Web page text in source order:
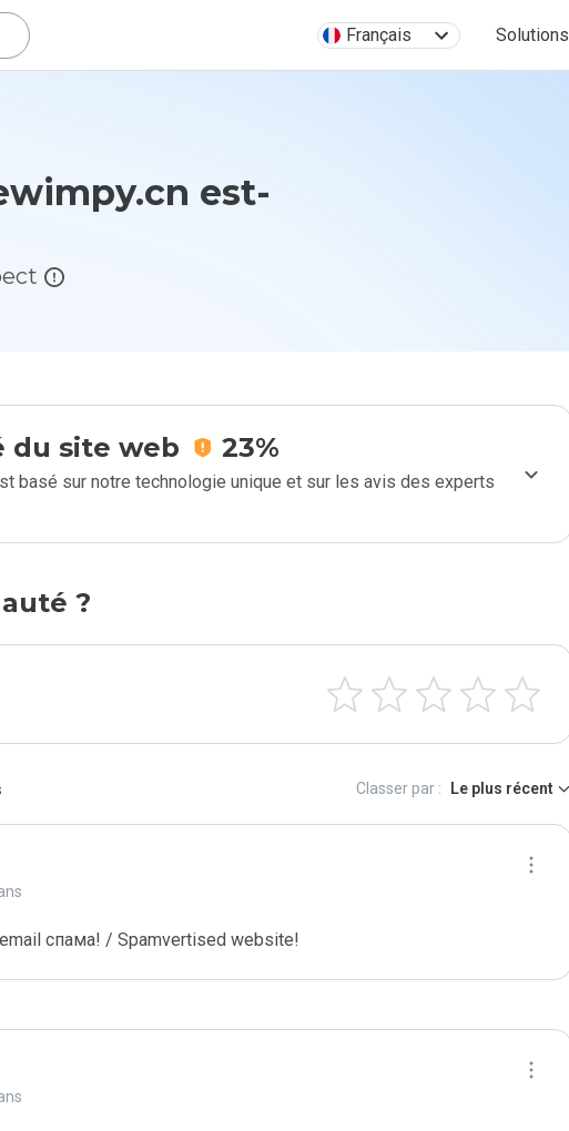
Français Solutions
est-
du site web 23%
basé sur notre technologie unique et sur les avis des experts
?
Classer par : Le plus récent
спама! / Spamvertised website!